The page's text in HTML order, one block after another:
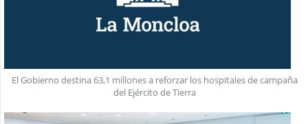
El Gobierno destina 63,1 millones a reforzar los hospitales de campaña
del Ejército de Tierra